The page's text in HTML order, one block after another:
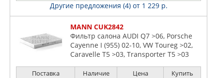
Другие предложения (4) от 1 229 р.
MANN CUK2842
Фильтр салона AUDI Q7 >06, Porsche
Cayenne I (955) 02-10, VW Toureg >02,
Caravelle T5 >03, Transporter T5 >03
Поставка Наличие Цена Купить